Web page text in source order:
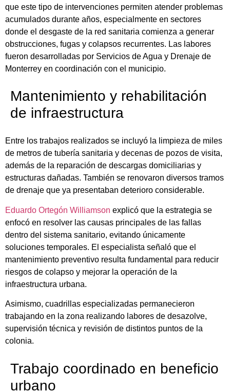
que este tipo de intervenciones permiten atender problemas
acumulados durante años, especialmente en sectores
donde el desgaste de la red sanitaria comienza a generar
obstrucciones, fugas y colapsos recurrentes. Las labores
fueron desarrolladas por Servicios de Agua y Drenaje de
Monterrey en coordinación con el municipio.
Mantenimiento y rehabilitación
de infraestructura
Entre los trabajos realizados se incluyó la limpieza de miles
de metros de tubería sanitaria y decenas de pozos de visita,
además de la reparación de descargas domiciliarias y
estructuras dañadas. También se renovaron diversos tramos
de drenaje que ya presentaban deterioro considerable.
Eduardo Ortegón Williamson explicó que la estrategia se
enfocó en resolver las causas principales de las fallas
dentro del sistema sanitario, evitando únicamente
soluciones temporales. El especialista señaló que el
mantenimiento preventivo resulta fundamental para reducir
riesgos de colapso y mejorar la operación de la
infraestructura urbana.
Asimismo, cuadrillas especializadas permanecieron
trabajando en la zona realizando labores de desazolve,
supervisión técnica y revisión de distintos puntos de la
colonia.
Trabajo coordinado en beneficio
urbano